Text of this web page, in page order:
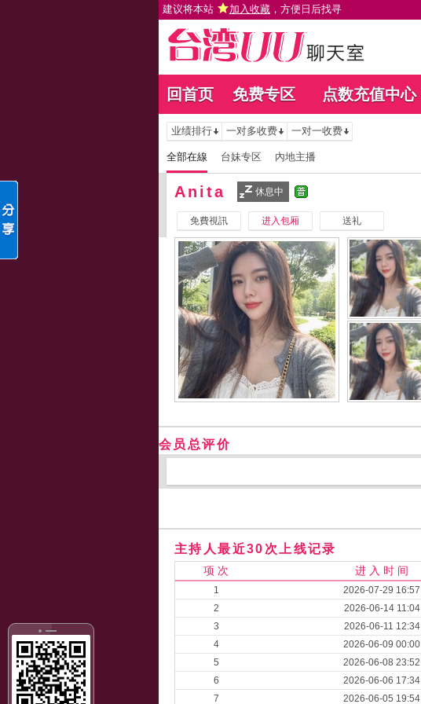
建议将本站 加入收藏 ，方便日后找寻
回首页 免费专区 点数充值中心
业绩排行 一对多收费 一对一收费
全部在線 台妹专区 內地主播
Anita 休息中
免費視訊 进入包厢 送礼
会员总评价
主持人最近30次上线记录
项 次 进 入 时 间
1 2026-07-29 16:57
2
2026-06-14 11:04
3
2026-06-11 12:34
4
2026-06-09 00:00
5
2026-06-08 23:52
6
2026-06-06 17:34
7
2026-06-05 19:54